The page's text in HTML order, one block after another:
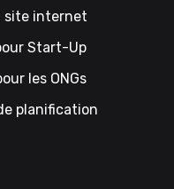
site internet
Start-Up
les ONGs
planification